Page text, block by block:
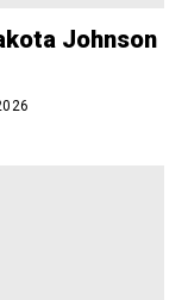
Johnson